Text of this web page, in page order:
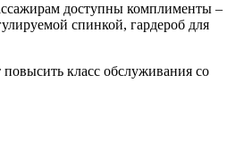
доступны комплименты –
спинкой, гардероб для
класс обслуживания со